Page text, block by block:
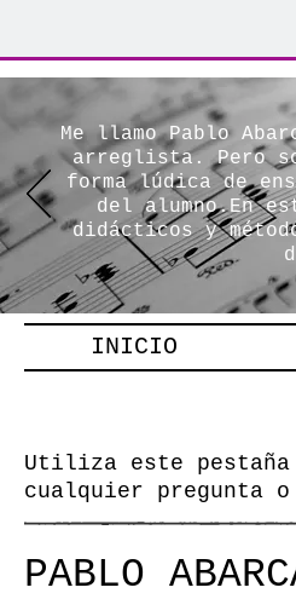
Me llamo Pablo
arreglista. Pero
forma lúdica de
del alumno.En
didácticos y
INICIO
Utiliza este
cualquier pregunta
PABLO